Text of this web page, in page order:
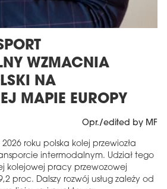
WZMACNIA
NA
MAPIE EUROPY
Opr./edited by MF
roku polska kolej przewiozła
intermodalnym. Udział tego
kolejowej pracy przewozowej
proc. Dalszy rozwój usług zależy od